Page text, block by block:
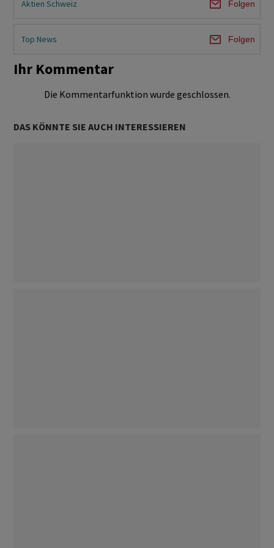
Aktien Schweiz Folgen
Top News Folgen
Ihr Kommentar
Die Kommentarfunktion wurde geschlossen.
DAS KÖNNTE SIE AUCH INTERESSIEREN